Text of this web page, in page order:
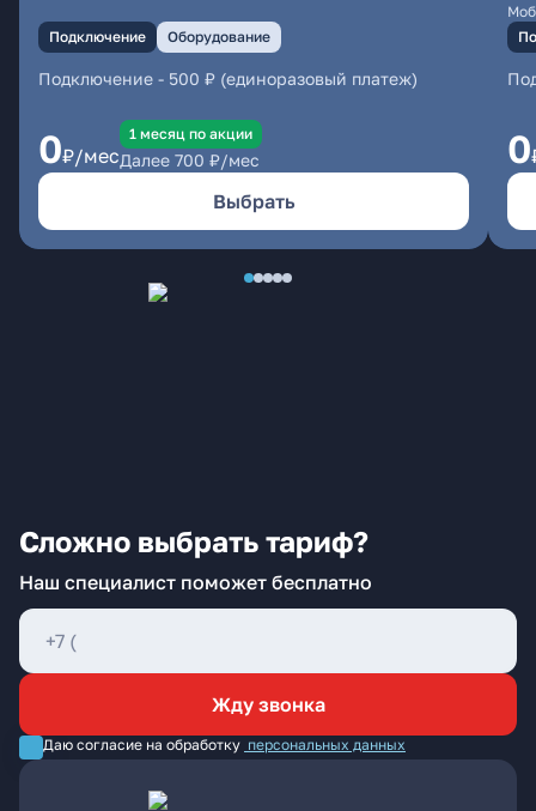
Подключение Оборудование
Подключение - 500 ₽ (единоразовый платеж)
0₽/мес
1 месяц по акции
Далее 700 ₽/мес
Выбрать
0
Сложно выбрать тариф?
Наш специалист поможет бесплатно
Жду звонка
Даю согласие на обработку персональных данных